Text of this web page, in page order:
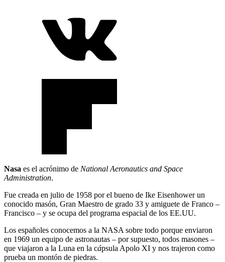
Nasa es el acrónimo de National Aeronautics and Space
Administration.
Fue creada en julio de 1958 por el bueno de Ike Eisenhower un
conocido masón, Gran Maestro de grado 33 y amiguete de Franco –
Francisco – y se ocupa del programa espacial de los EE.UU.
Los españoles conocemos a la NASA sobre todo porque enviaron
en 1969 un equipo de astronautas – por supuesto, todos masones –
que viajaron a la Luna en la cápsula Apolo XI y nos trajeron como
prueba un montón de piedras.